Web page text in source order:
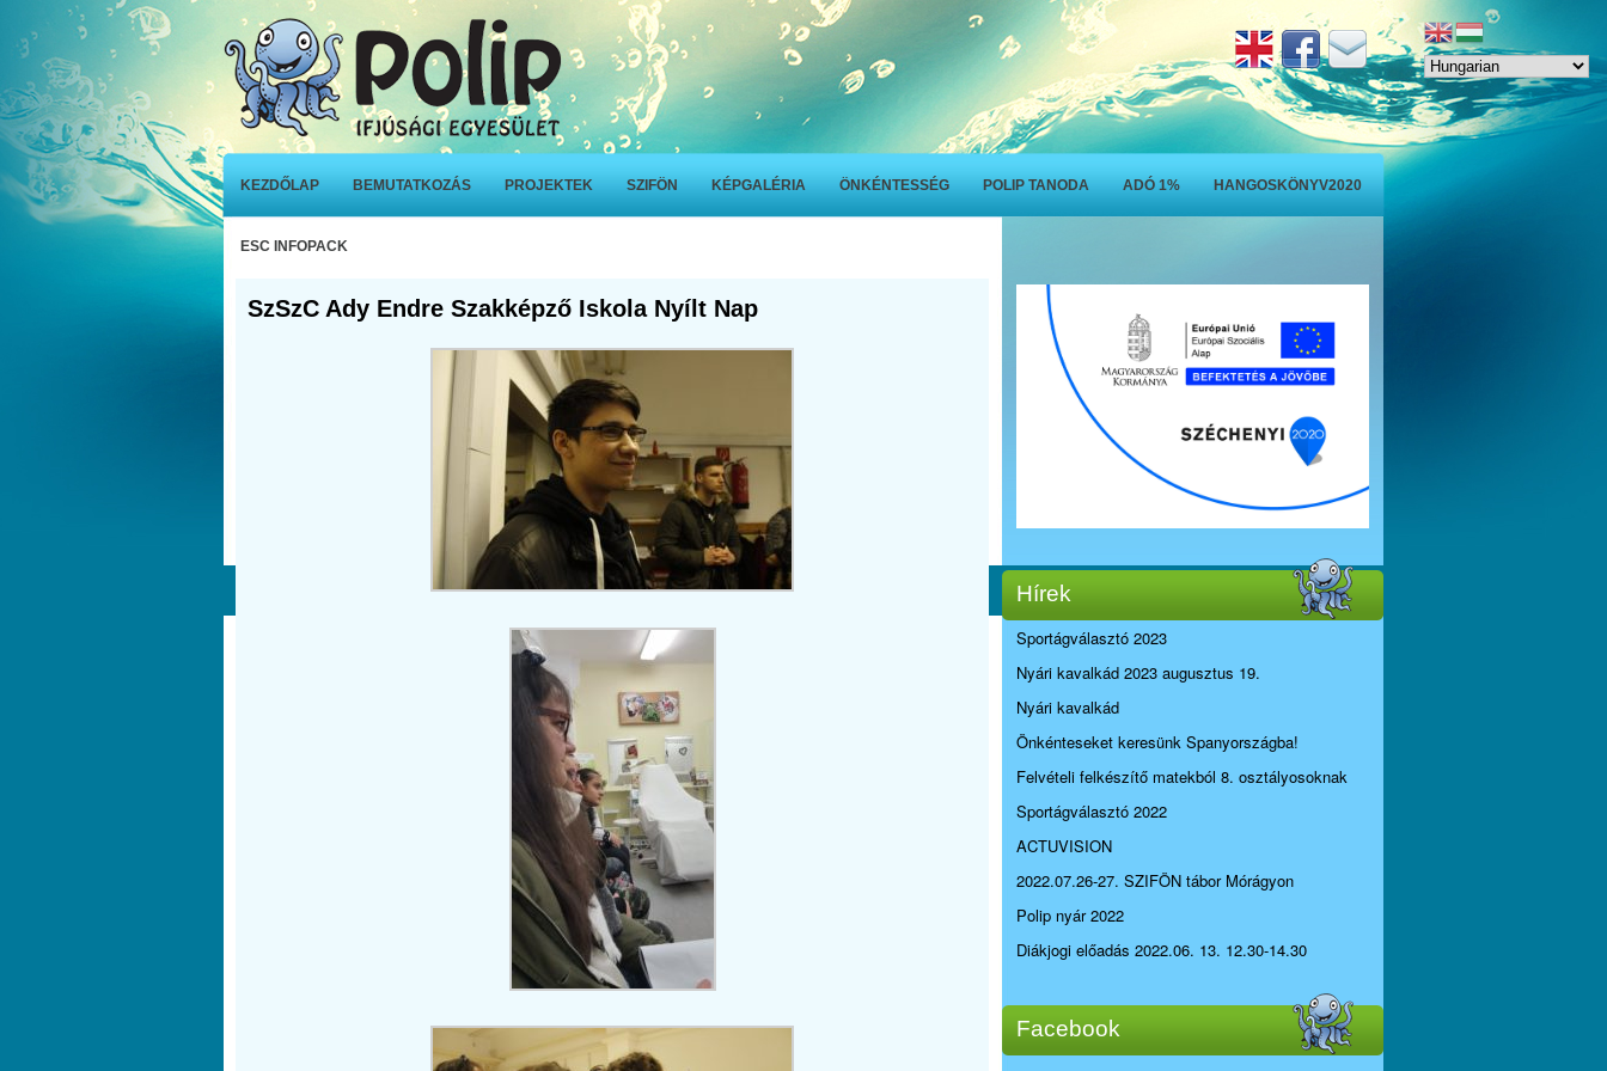
KEZDŐLAP BEMUTATKOZÁS PROJEKTEK SZIFÖN KÉPGALÉRIA ÖNKÉNTESSÉG POLIP TANODA ADÓ 1% HANGOSKÖNYV2020
ESC INFOPACK
SzSzC Ady Endre Szakképző Iskola Nyílt Nap
Hírek
Sportágválasztó 2023
Nyári kavalkád 2023 augusztus 19.
Nyári kavalkád
Önkénteseket keresünk Spanyországba!
Felvételi felkészítő matekból 8. osztályosoknak
Sportágválasztó 2022
ACTUVISION
2022.07.26-27. SZIFÖN tábor Mórágyon
Polip nyár 2022
Diákjogi előadás 2022.06. 13. 12.30-14.30
Facebook